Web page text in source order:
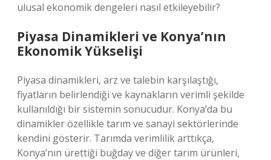
ulusal ekonomik dengeleri nasıl etkileyebilir?
Piyasa Dinamikleri ve Konya’nın
Ekonomik Yükselişi
Piyasa dinamikleri, arz ve talebin karşılaştığı,
fiyatların belirlendiği ve kaynakların verimli şekilde
kullanıldığı bir sistemin sonucudur. Konya’da bu
dinamikler özellikle tarım ve sanayi sektörlerinde
kendini gösterir. Tarımda verimlilik arttıkça,
Konya’nın ürettiği buğday ve diğer tarım ürünleri,